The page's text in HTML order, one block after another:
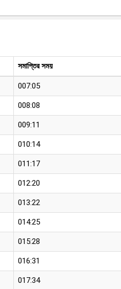
সমাপ্তির সময়
007:05
008:08
009:11
010:14
011:17
012:20
013:22
014:25
015:28
016:31
017:34